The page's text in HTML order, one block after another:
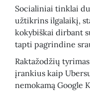
Socialiniai tinklai
užtikrins ilgalaikį,
kokybiškai dirbant
tapti pagrindine
Raktažodžių
įrankius kaip
nemokamą Google